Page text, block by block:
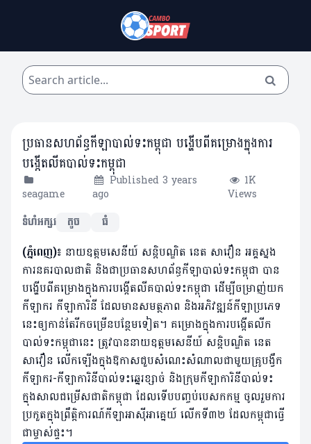
ប្រធានសហព័ន្ធកីឡាបាល់ទះកម្ពុជា បង្ហើបពីគម្រោងក្នុងការ
បង្កើតលីគបាល់ទះកម្ពុជា
seagame
Published 3 years
ago
1K
Views
ទំហំអក្សរ
តូច ធំ
(ភ្នំពេញ)៖ នាយឧត្តមសេនីយ៍ សន្ដិបណ្ឌិត នេត សាវឿន អគ្គស្នង
ការនគរបាលជាតិ និងជាប្រធានសហព័ន្ធកីឡាបាល់ទះកម្ពុជា បាន
បង្ហើបពីគម្រោងក្នុងការបង្កើតលីគបាល់ទះកម្ពុជា ដើម្បីចម្រាញ់យក
កីឡាករ កីឡាការិនី ដែលមានសមត្ថភាព និងអភិវឌ្ឍន៍កីឡាប្រភេទ
នេះឲ្យកាន់តែរីកចម្រើនបន្ថែមទៀត។ គម្រោងក្នុងការបង្កើតលីក
បាល់ទះកម្ពុជានេះ ត្រូវបាននាយឧត្តមសេនីយ៍ សន្ដិបណ្ឌិត នេត
សាវឿន លើកឡើងក្នុងឱកាសជួបសំណេះសំណាលជាមួយគ្រូបង្វឹក
កីឡាករ-កីឡាការិនីបាល់ទះឆ្នេរខ្សាច់ និងក្រុមកីឡាការិនីបាល់ទះ
ក្នុងសាលជម្រើសជាតិកម្ពុជា ដែលទើបបញ្ចប់បេសកកម្ម ចូលរួមការ
ប្រកួតក្នុងព្រឹត្តិការណ៍កីឡាអាស៊ីអាគ្នេយ៍ លើកទី៣២ ដែលកម្ពុជាធ្វើ
ជាម្ចាស់ផ្ទះ។